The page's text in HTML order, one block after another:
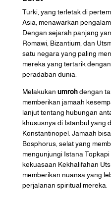
Turki, yang terletak di
Asia, menawarkan
Dengan sejarah panjang
Romawi, Bizantium, dan
satu negara yang paling
mereka yang tertarik
peradaban dunia.
Melakukan umrohdengan
memberikan jamaah
lanjut tentang hubungan
khususnya di Istanbul yang
Konstantinopel. Jamaah
Bosphorus, selat yang
mengunjungi Istana
kekuasaan Kekhalifahan
memberikan nuansa yang
perjalanan spiritual mereka.